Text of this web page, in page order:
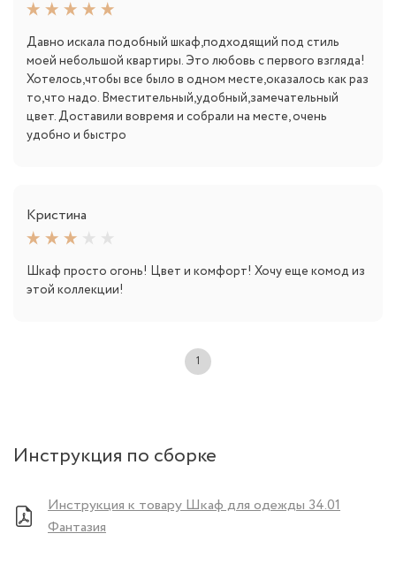
Давно искала подобный шкаф,подходящий под стиль
моей небольшой квартиры. Это любовь с первого взгляда!
Хотелось,чтобы все было в одном месте,оказалось как раз
то,что надо. Вместительный,удобный,замечательный
цвет. Доставили вовремя и собрали на месте, очень
удобно и быстро
Кристина
Шкаф просто огонь! Цвет и комфорт! Хочу еще комод из
этой коллекции!
1
Инструкция по сборке
Инструкция к товару Шкаф для одежды 34.01
Фантазия